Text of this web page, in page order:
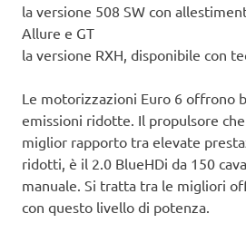
la versione 508 SW con
Allure e GT
la versione RXH, disponibile con
Le motorizzazioni Euro 6 offrono
emissioni ridotte. Il propulsore
miglior rapporto tra elevate
ridotti, è il 2.0 BlueHDi da 150
manuale. Si tratta tra le migliori
con questo livello di potenza.